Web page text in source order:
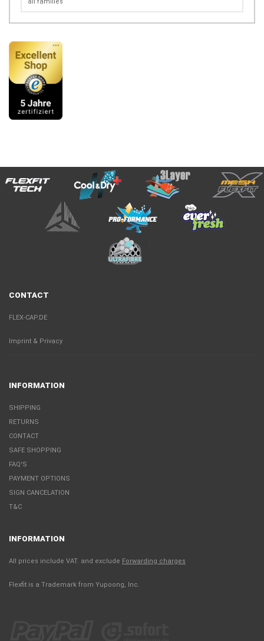
CONTACT
FLEX-CAP.DE
Imprint & Privacy
INFORMATION
SHIPPING
RETURNS
CONTACT
SAFE SHOPPING
FAQ'S
PAYMENT OPTIONS
SIGN CANCELATION
T&C
INFORMATION
All prices include VAT. and exclude Forwarding charges
Flexfit is a Trademark from Yupoong, Inc.